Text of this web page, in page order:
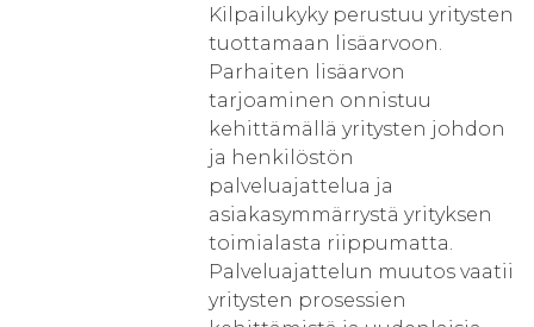
Kilpailukyky perustuu yritysten
tuottamaan lisäarvoon.
Parhaiten lisäarvon
tarjoaminen onnistuu
kehittämällä yritysten johdon
ja henkilöstön
palveluajattelua ja
asiakasymmärrystä yrityksen
toimialasta riippumatta.
Palveluajattelun muutos vaatii
yritysten prosessien